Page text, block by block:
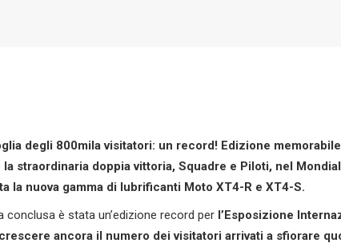
degli 800mila visitatori: un record! Edizione
straordinaria doppia vittoria, Squadre e Piloti, nel
la nuova gamma di lubrificanti Moto XT4-R e XT4-S.
conclusa è stata un’edizione record per l’Esposizione
ancora il numero dei visitatori arrivati a sfiorare